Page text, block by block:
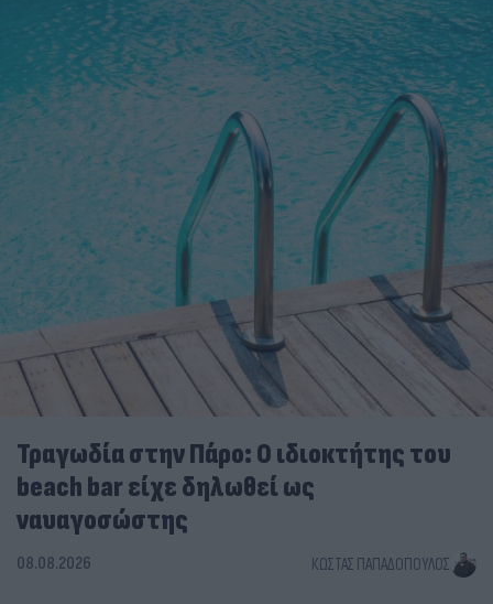
Τραγωδία στην Πάρο: Ο ιδιοκτήτης του
beach bar είχε δηλωθεί ως
ναυαγοσώστης
08.08.2026 ΚΏΣΤΑΣ ΠΑΠΑΔΌΠΟΥΛΟΣ